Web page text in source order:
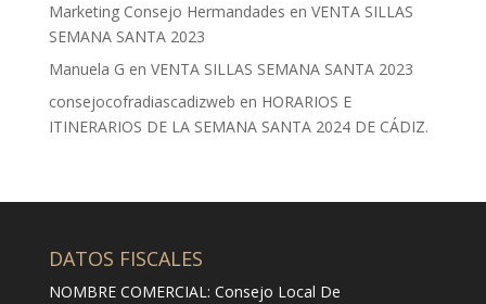
Marketing Consejo Hermandades en VENTA SILLAS
SEMANA SANTA 2023
Manuela G en VENTA SILLAS SEMANA SANTA 2023
consejocofradiascadizweb en HORARIOS E
ITINERARIOS DE LA SEMANA SANTA 2024 DE CÁDIZ.
DATOS FISCALES
NOMBRE COMERCIAL: Consejo Local De